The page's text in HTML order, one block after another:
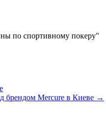
по спортивному покеру"
брендом Mercure в Киеве →